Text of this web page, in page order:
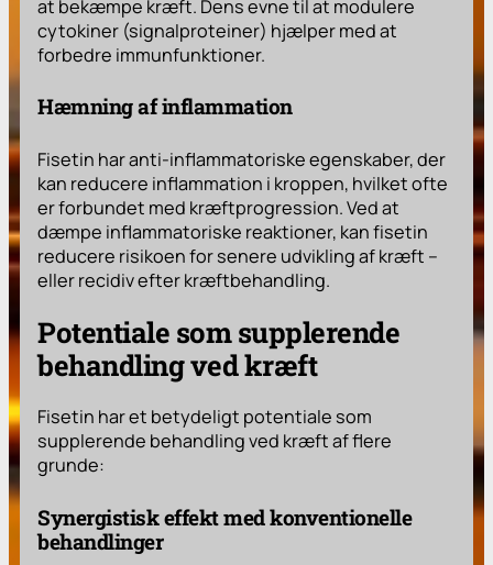
at bekæmpe kræft. Dens evne til at modulere
cytokiner (signalproteiner) hjælper med at
forbedre immunfunktioner.
Hæmning af inflammation
Fisetin har anti-inflammatoriske egenskaber, der
kan reducere inflammation i kroppen, hvilket ofte
er forbundet med kræftprogression. Ved at
dæmpe inflammatoriske reaktioner, kan fisetin
reducere risikoen for senere udvikling af kræft –
eller recidiv efter kræftbehandling.
Potentiale som supplerende
behandling ved kræft
Fisetin har et betydeligt potentiale som
supplerende behandling ved kræft af flere
grunde:
Synergistisk effekt med konventionelle
behandlinger